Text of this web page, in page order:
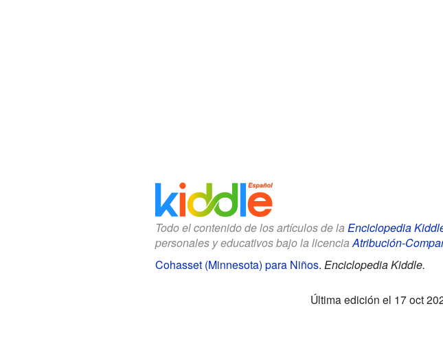
Todo el contenido de los artículos de la Enciclopedia
personales y educativos bajo la licenciaAtribución-
Cohasset (Minnesota) para Niños. Enciclopedia Kiddle.
Última edición el 17 oct